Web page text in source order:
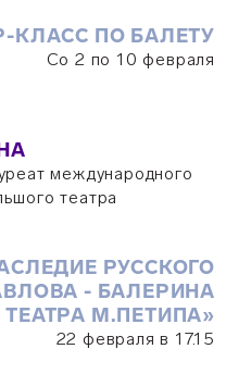
международного
театра
КЛАСС ПО БАЛЕТУ
Со 2 по 10 февраля
РУССКОГО
- БАЛЕРИНА
ТЕАТРА М.ПЕТИПА»
22 февраля в 17.15